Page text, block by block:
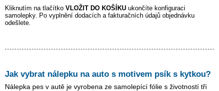
Kliknutím na tlačítko VLOŽIT DO KOŠÍKU ukončíte konfiguraci
samolepky. Po vyplnění dodacích a fakturačních údajů objednávku
odešlete.
Jak vybrat nálepku na auto s motivem psík s kytkou?
Nálepka pes v autě je vyrobena ze samolepící fólie s životností tři